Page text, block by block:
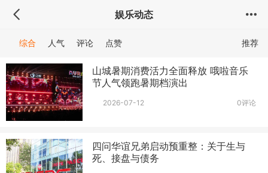
娱乐动态
推荐
综合 人气 评论 点赞
山城暑期消费活力全面释放 哦啦音乐
节人气领跑暑期档演出
0评论
2026-07-12
四问华谊兄弟启动预重整：关于生与
死、接盘与债务